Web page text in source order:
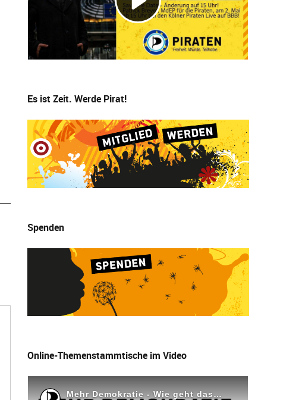
Es ist Zeit. Werde Pirat!
Spenden
Online-Themenstammtische im Video